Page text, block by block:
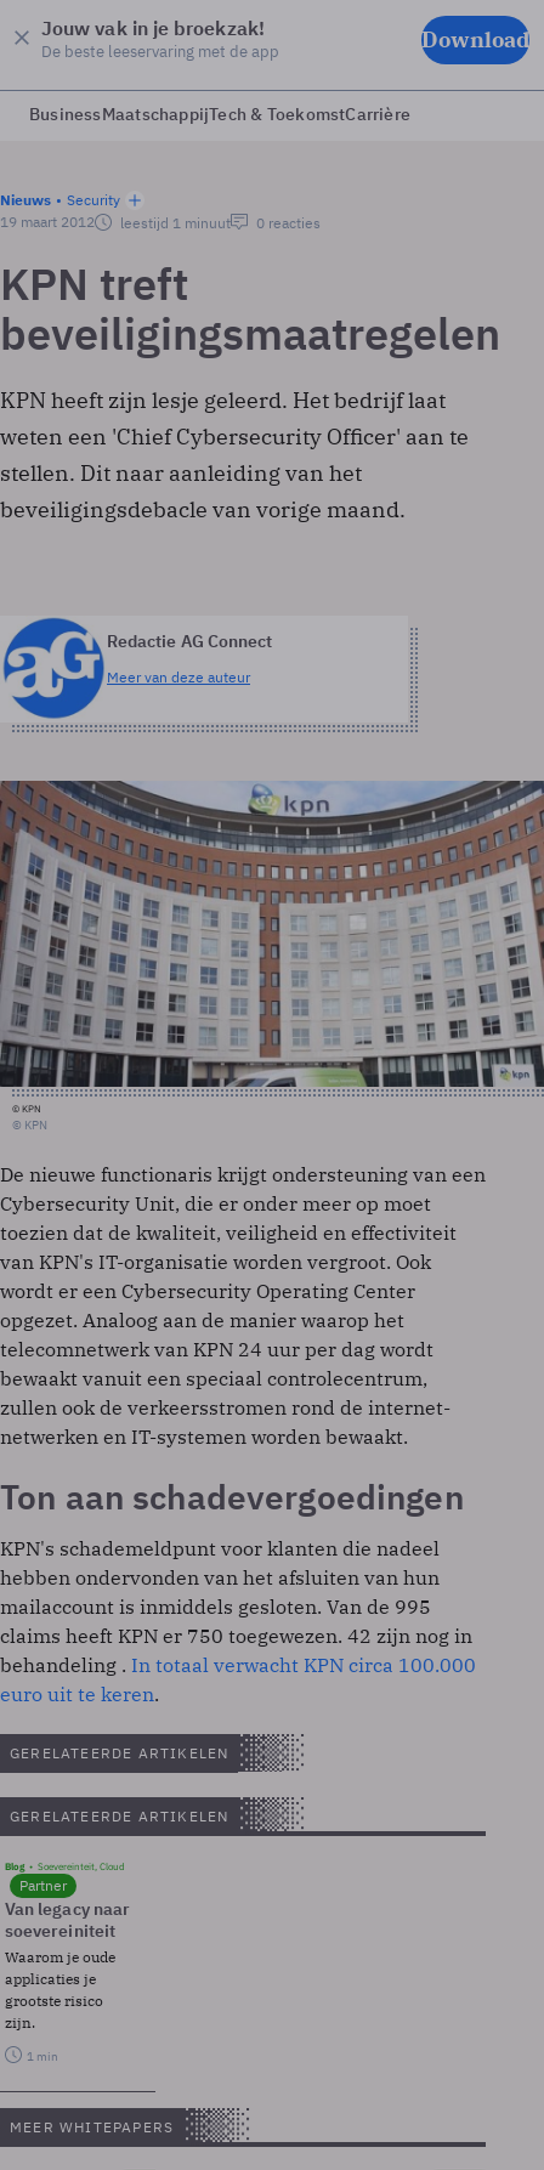
Jouw vak in je broekzak!
De beste leeservaring met de app Download
BusinessMaatschappijTech & ToekomstCarrière
Nieuws
Security
19 maart 2012
leestijd 1 minuut 0 reacties
KPN treft
beveiligingsmaatregelen
KPN heeft zijn lesje geleerd. Het bedrijf laat
weten een 'Chief Cybersecurity Officer' aan te
stellen. Dit naar aanleiding van het
beveiligingsdebacle van vorige maand.
Redactie AG Connect
Meer van deze auteur
© KPN
© KPN
De nieuwe functionaris krijgt ondersteuning van een
Cybersecurity Unit, die er onder meer op moet
toezien dat de kwaliteit, veiligheid en effectiviteit
van KPN's IT-organisatie worden vergroot. Ook
wordt er een Cybersecurity Operating Center
opgezet. Analoog aan de manier waarop het
telecomnetwerk van KPN 24 uur per dag wordt
bewaakt vanuit een speciaal controlecentrum,
zullen ook de verkeersstromen rond de internet-
netwerken en IT-systemen worden bewaakt.
Ton aan schadevergoedingen
KPN's schademeldpunt voor klanten die nadeel
hebben ondervonden van het afsluiten van hun
mailaccount is inmiddels gesloten. Van de 995
claims heeft KPN er 750 toegewezen. 42 zijn nog in
behandeling . In totaal verwacht KPN circa 100.000
euro uit te keren.
GERELATEERDE ARTIKELEN
GERELATEERDE ARTIKELEN
Blog Soevereinteit, Cloud
Partner
Van legacy naar
soevereiniteit
Waarom je oude
applicaties je
grootste risico
zijn.
1 min
MEER WHITEPAPERS